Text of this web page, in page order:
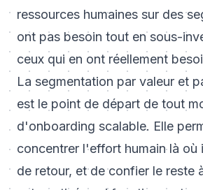
ressources humaines sur des
ont pas besoin tout en sous-
ceux qui en ont réellement
La segmentation par valeur et
est le point de départ de tout
d'onboarding scalable. Elle
concentrer l'effort humain là où
de retour, et de confier le reste